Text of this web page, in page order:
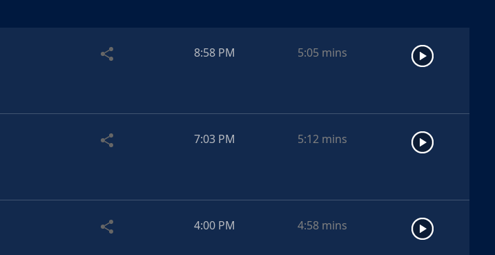
8:58 PM 5:05 mins
7:03 PM 5:12mins
4:00 PM 4:58mins